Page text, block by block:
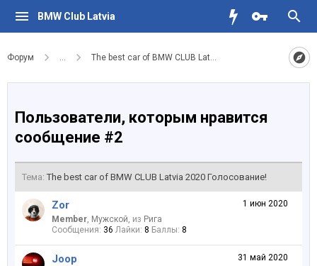
BMW Club Latvia
Форум ... The best car of BMW CLUB Latvia 2020 Голосование!
Пользователи, которым нравится
сообщение #2
Тема: The best car of BMW CLUB Latvia 2020 Голосование!
1 июн 2020
Zor
Member, Мужской, из Рига
Сообщения: 36 Лайки: 8 Баллы: 8
31 май 2020
Joop